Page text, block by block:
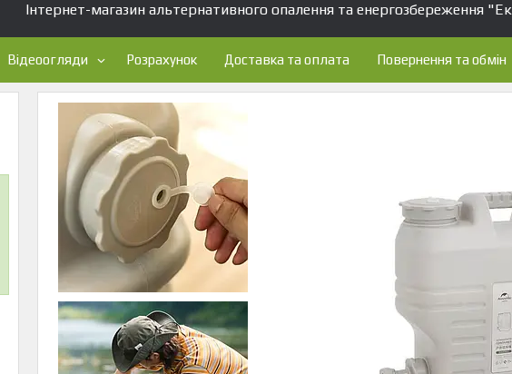
Інтернет-магазин альтернативного опалення та енергозбереження
Відеоогляди Розрахунок Доставка та оплата Повернення та обмін